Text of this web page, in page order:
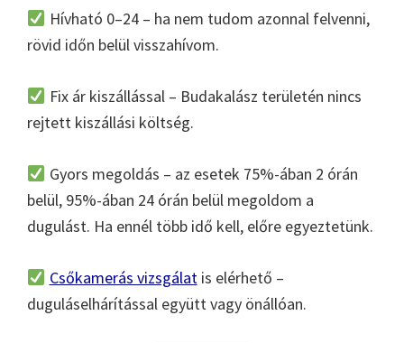
Hívható 0–24 – ha nem tudom azonnal felvenni,
rövid időn belül visszahívom.
Fix ár kiszállással – Budakalász területén nincs
rejtett kiszállási költség.
Gyors megoldás – az esetek 75%-ában 2 órán
belül, 95%-ában 24 órán belül megoldom a
dugulást. Ha ennél több idő kell, előre egyeztetünk.
Csőkamerás vizsgálatis elérhető –
duguláselhárítással együtt vagy önállóan.